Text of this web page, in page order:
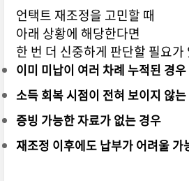
언택트 재조정을 고민할 때
아래 상황에 해당한다면
한 번 더 신중하게 판단할 필요가
이미 미납이 여러 차례 누적된 경우
소득 회복 시점이 전혀 보이지 않
증빙 가능한 자료가 없는 경우
재조정 이후에도 납부가 어려울 가